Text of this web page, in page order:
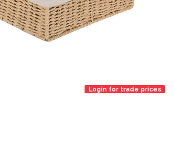
Login for trade prices